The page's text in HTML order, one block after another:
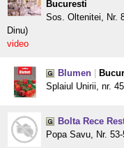
Bucuresti
Sos. Oltenitei, Nr.
Dinu)
video
Blumen
Splaiul Unirii, nr.
Bolta Rece
Popa Savu, Nr.